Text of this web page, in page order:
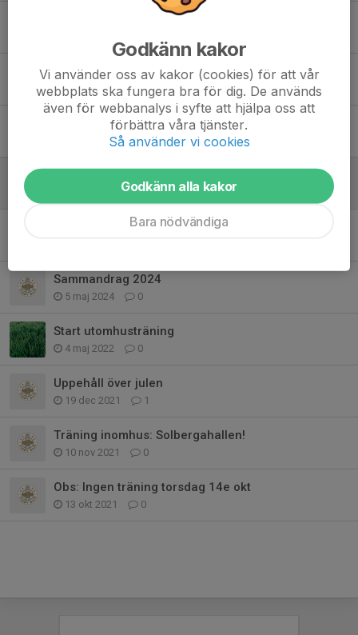
Tider för utomhusträning!
24 apr 2025 4
Start för sammandrag & matcher!
24 apr 2025 0
0
Träning imorgon onsdag inställd
Sammandrag 2024
5 maj 2024 0
Start utomhusträning
4 maj 2022 0
Uppehåll över julen
19 dec 2021 1
Träning inomhus: Solbergahallen!
10 nov 2021 0
Obs: Ingen träning torsdag 14e okt
13 okt 2021 0
Godkänn kakor
Vi använder oss av kakor (cookies) för att vår
webbplats ska fungera bra för dig. De används
även för webbanalys i syfte att hjälpa oss att
förbättra våra tjänster.
Så använder vi cookies
Godkänn alla kakor
Bara nödvändiga